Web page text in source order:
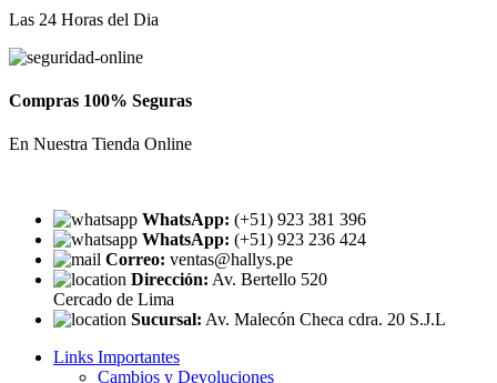
Las 24 Horas del Dia
Compras 100% Seguras
En Nuestra Tienda Online
WhatsApp: (+51) 923 381 396
WhatsApp: (+51) 923 236 424
Correo: ventas@hallys.pe
Dirección: Av. Bertello 520
Cercado de Lima
Sucursal: Av. Malecón Checa cdra. 20 S.J.L
Links Importantes
Cambios y Devoluciones